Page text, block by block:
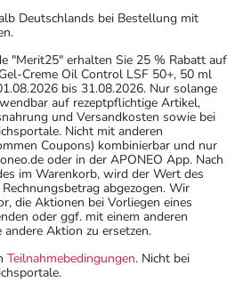
Deutschlands bei Bestellung mit
"Merit25" erhalten Sie 25 % Rabatt auf
Creme Oil Control LSF 50+, 50 ml
bis 31.08.2026. Nur solange
auf rezeptpflichtige Artikel,
und Versandkosten sowie bei
Nicht mit anderen
Coupons) kombinierbar und nur
oder in der APONEO App. Nach
im Warenkorb, wird der Wert des
abgezogen. Wir
die Aktionen bei Vorliegen eines
oder ggf. mit einem anderen
Aktion zu ersetzen.
Teilnahmebedingungen. Nicht bei